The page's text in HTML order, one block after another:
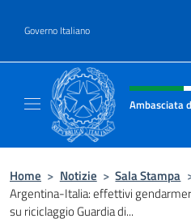
Governo Italiano
Intestazione sito,
Ambasciata
Home > Notizie > Sala Stampa
Argentina-Italia: effettivi
su riciclaggio Guardia di...